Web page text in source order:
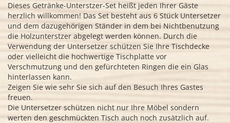
Dieses Getränke-Unterstzer-Set heißt jeden Ihrer Gäste
herzlich willkommen! Das Set besteht aus 6 Stück Untersetzer
und dem dazugehörigen Ständer in dem bei Nichtbenutzung
die Holzunterstzer abgelegt werden können. Durch die
Verwendung der Untersetzer schützen Sie Ihre Tischdecke
oder vielleicht die hochwertige Tischplatte vor
Verschmutzung und den gefürchteten Ringen die ein Glas
hinterlassen kann.
Zeigen Sie wie sehr Sie sich auf den Besuch Ihres Gastes
freuen.
Die Untersetzer schützen nicht nur Ihre Möbel sondern
werten den geschmückten Tisch auch noch zusätzlich auf.